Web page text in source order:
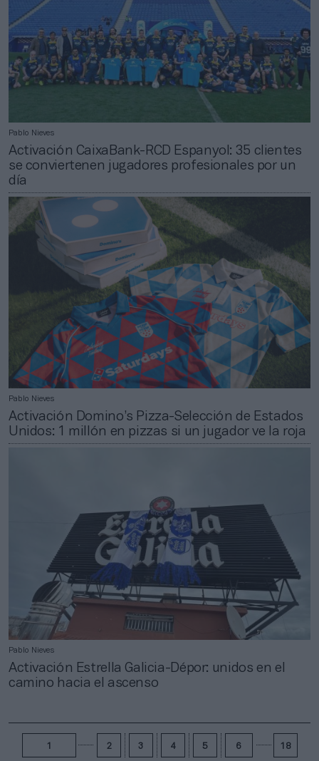
Pablo Nieves
Activación CaixaBank-RCD Espanyol: 35 clientes
se conviertenen jugadores profesionales por un
día
Pablo Nieves
Activación Domino’s Pizza-Selección de Estados
Unidos: 1 millón en pizzas si un jugador ve la roja
Pablo Nieves
Activación Estrella Galicia-Dépor: unidos en el
camino hacia el ascenso
2 3 4 5 6 18